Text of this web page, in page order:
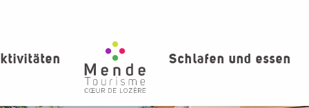
Schlafen und essen